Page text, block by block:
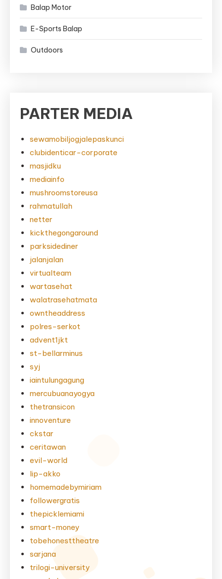
Balap Motor
E-Sports Balap
Outdoors
PARTER MEDIA
sewamobiljogjalepaskunci
clubidenticar-corporate
masjidku
mediainfo
mushroomstoreusa
rahmatullah
netter
kickthegongaround
parksidediner
jalanjalan
virtualteam
wartasehat
walatrasehatmata
owntheaddress
polres-serkot
advent1jkt
st-bellarminus
syj
iaintulungagung
mercubuanayogya
thetransicon
innoventure
ckstar
ceritawan
evil-world
lip-akko
homemadebymiriam
followergratis
thepicklemiami
smart-money
tobehonesttheatre
sarjana
trilogi-university